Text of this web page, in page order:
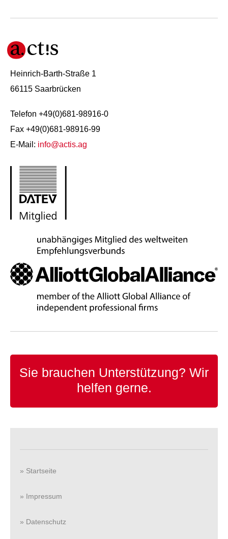
Heinrich-Barth-Straße 1
66115 Saarbrücken
Telefon +49(0)681-98916-0
Fax +49(0)681-98916-99
E-Mail: info@actis.ag
Sie brauchen Unterstützung? Wir
helfen gerne.
» Startseite
» Impressum
» Datenschutz